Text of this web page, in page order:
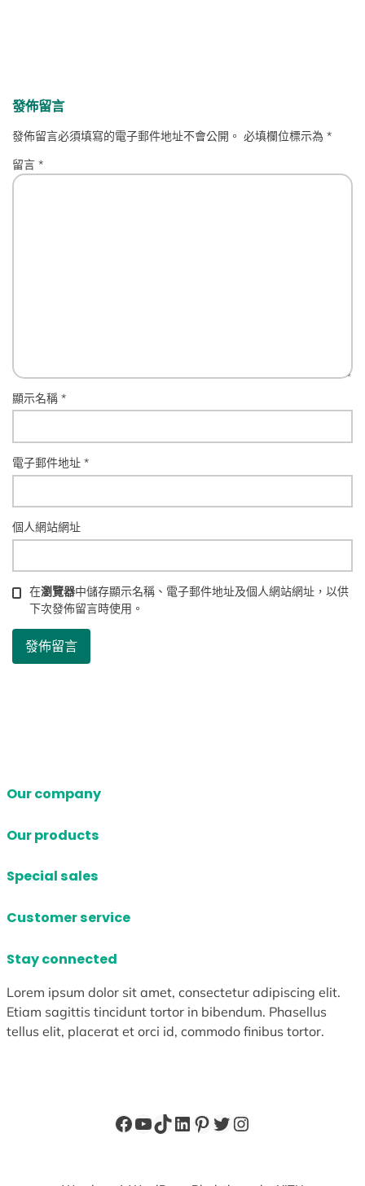
發佈留言
發佈留言必須填寫的電子郵件地址不會公開。 必填欄位標示為*
留言*
顯示名稱*
電子郵件地址*
個人網站網址
在瀏覽器中儲存顯示名稱、電子郵件地址及個人網站網址，以供
下次發佈留言時使用。
Our company
Our products
Special sales
Customer service
Stay connected
Lorem ipsum dolor sit amet, consectetur adipiscing elit.
Etiam sagittis tincidunt tortor in bibendum. Phasellus
tellus elit, placerat et orci id, commodo finibus tortor.
Facebook
YouTube
TikTok
LinkedIn
Pinterest
X Instagram